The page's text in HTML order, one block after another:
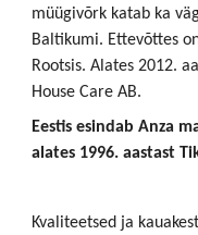
müügivõrk katab ka
Baltikumi. Ettevõttes
Rootsis. Alates 2012.
House Care AB.
Eestis esindab Anza
alates 1996. aastast
Kvaliteetsed ja